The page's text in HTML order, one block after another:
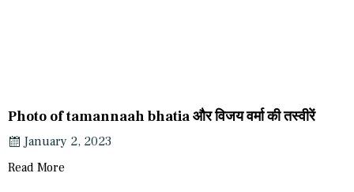
Photo of tamannaah bhatia और विजय वर्मा की तस्वीरें
January 2, 2023
Read More